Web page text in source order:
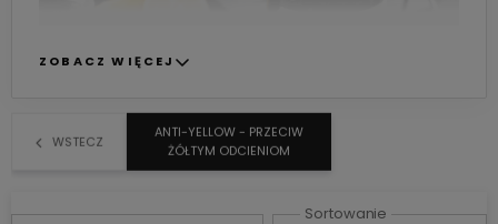
szampony niwelujące żółte odcienie
ZOBACZ WIĘCEJ
WSTECZ
ANTI-YELLOW - PRZECIW
ŻÓŁTYM ODCIENIOM